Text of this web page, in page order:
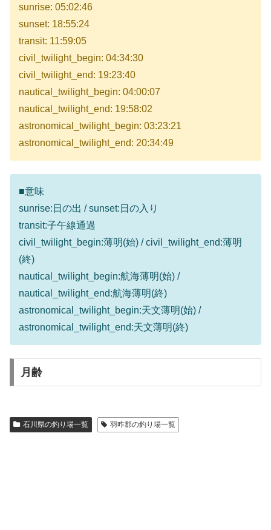
sunrise: 05:02:46
sunset: 18:55:24
transit: 11:59:05
civil_twilight_begin: 04:34:30
civil_twilight_end: 19:23:40
nautical_twilight_begin: 04:00:07
nautical_twilight_end: 19:58:02
astronomical_twilight_begin: 03:23:21
astronomical_twilight_end: 20:34:49
■意味
sunrise:日の出 / sunset:日の入り
transit:子午線通過
civil_twilight_begin:薄明(始) / civil_twilight_end:薄明
(終)
nautical_twilight_begin:航海薄明(始) /
nautical_twilight_end:航海薄明(終)
astronomical_twilight_begin:天文薄明(始) /
astronomical_twilight_end:天文薄明(終)
月齢
石川県の釣り場一覧 羽咋郡の釣り場一覧